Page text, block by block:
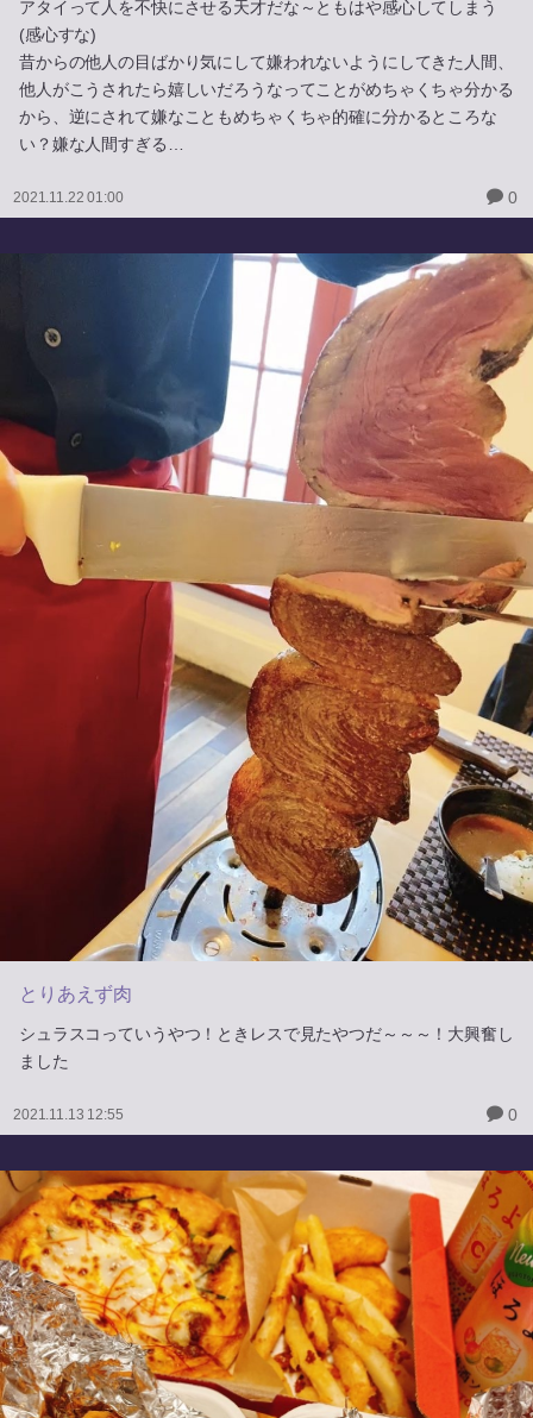
アタイって人を不快にさせる天才だな～ともはや感心してしまう
(感心すな)
昔からの他人の目ばかり気にして嫌われないようにしてきた人間、
他人がこうされたら嬉しいだろうなってことがめちゃくちゃ分かる
から、逆にされて嫌なこともめちゃくちゃ的確に分かるところな
い？嫌な人間すぎる…
2021.11.22 01:00 0
とりあえず肉
シュラスコっていうやつ！ときレスで見たやつだ～～～！大興奮し
ました
2021.11.13 12:55 0